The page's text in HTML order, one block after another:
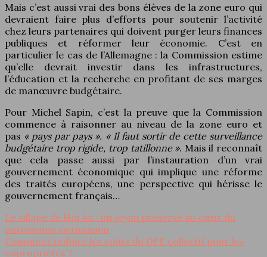
Mais c’est aussi vrai des bons élèves de la zone euro qui
devraient faire plus d’efforts pour soutenir l’activité
chez leurs partenaires qui doivent purger leurs finances
publiques et réformer leur économie. C’est en
particulier le cas de l’Allemagne : la Commission estime
qu’elle devrait investir dans les infrastructures,
l’éducation et la recherche en profitant de ses marges
de manœuvre budgétaire.
Pour Michel Sapin, c’est la preuve que la Commission
commence à raisonner au niveau de la zone euro et
pas « pays par pays ». « Il faut sortir de cette surveillance
budgétaire trop rigide, trop tatillonne ». Mais il reconnaît
que cela passe aussi par l’instauration d’un vrai
gouvernement économique qui implique une réforme
des traités européens, une perspective qui hérisse le
gouvernement français…
Le village de Hoi An : un joyau préservé au cœur du
patrimoine vietnamien
Comment réduire les coûts du DPE collectif pour les
copropriétés ?